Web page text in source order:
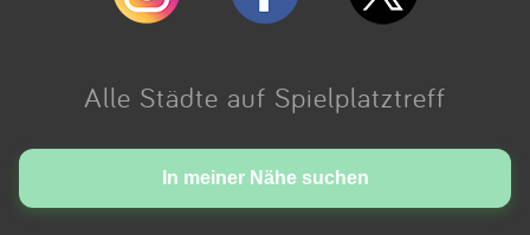
In meiner Nähe suchen
Alle Städte auf Spielplatztreff
Made with love in Cologne.